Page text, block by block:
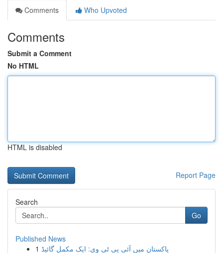
Comments
Who Upvoted
Comments
Submit a Comment
No HTML
HTML is disabled
Report Page
Search
Go
Published News
1 پاکستان میں آئی پی ٹی وی: ایک مکمل گائیڈ